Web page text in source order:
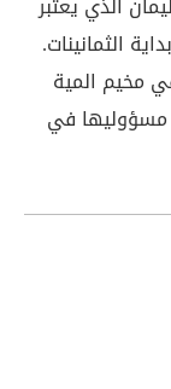
الثمانينات.
مخيم المية
مسؤوليها في